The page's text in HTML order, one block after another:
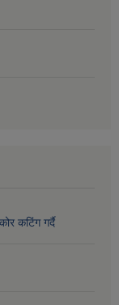
कटिंग गर्दै